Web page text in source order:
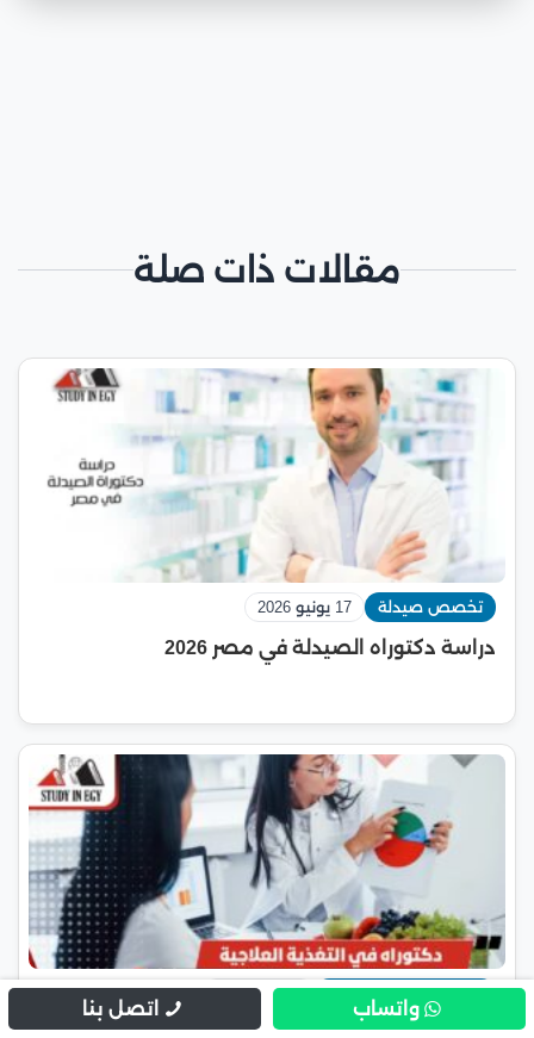
مقالات ذات صلة
تخصص صيدلة 17 يونيو 2026
دراسة دكتوراه الصيدلة في مصر 2026
تخصص الصحة العامة 11 يناير 2026
دراسة دكتوراه في التغذية العلاجية في مصر
واتساب اتصل بنا